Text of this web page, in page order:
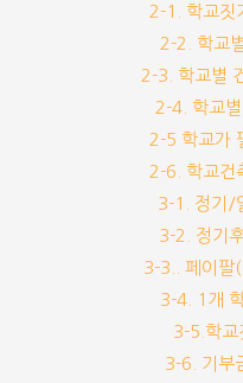
2-1. 학교짓
2-2. 학교
2-3. 학교별
2-4. 학교
2-5 학교가
2-6. 학교건
3-1. 정기/
3-2. 정기
3-3.. 페이팔
3-4. 1개
3-5.학교
3-6. 기부